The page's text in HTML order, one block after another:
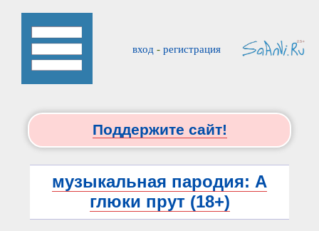
вход - регистрация
Поддержите сайт!
музыкальная пародия: А
глюки прут (18+)